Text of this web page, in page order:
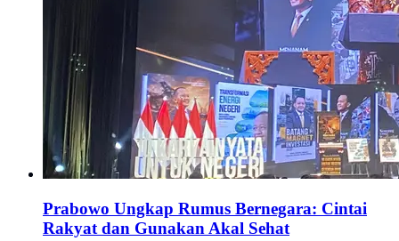
Prabowo Ungkap Rumus Bernegara: Cintai
Rakyat dan Gunakan Akal Sehat